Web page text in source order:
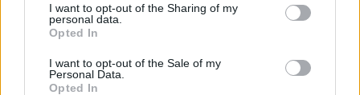
I want to opt-out of the Sharing of my
personal data.
Opted In
I want to opt-out of the Sale of my
Personal Data.
Opted In